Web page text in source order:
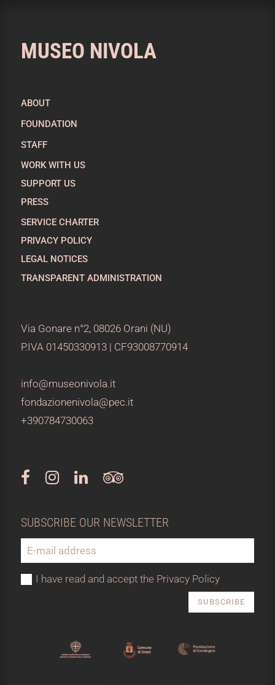
MUSEO NIVOLA
ABOUT
FOUNDATION
STAFF
WORK WITH US
SUPPORT US
PRESS
SERVICE CHARTER
PRIVACY POLICY
LEGAL NOTICES
TRANSPARENT ADMINISTRATION
Via Gonare n°2, 08026 Orani (NU)
P.IVA 01450330913 | CF93008770914
info@museonivola.it
fondazionenivola@pec.it
+390784730063
SUBSCRIBE OUR NEWSLETTER
I have read and accept the Privacy Policy
SUBSCRIBE